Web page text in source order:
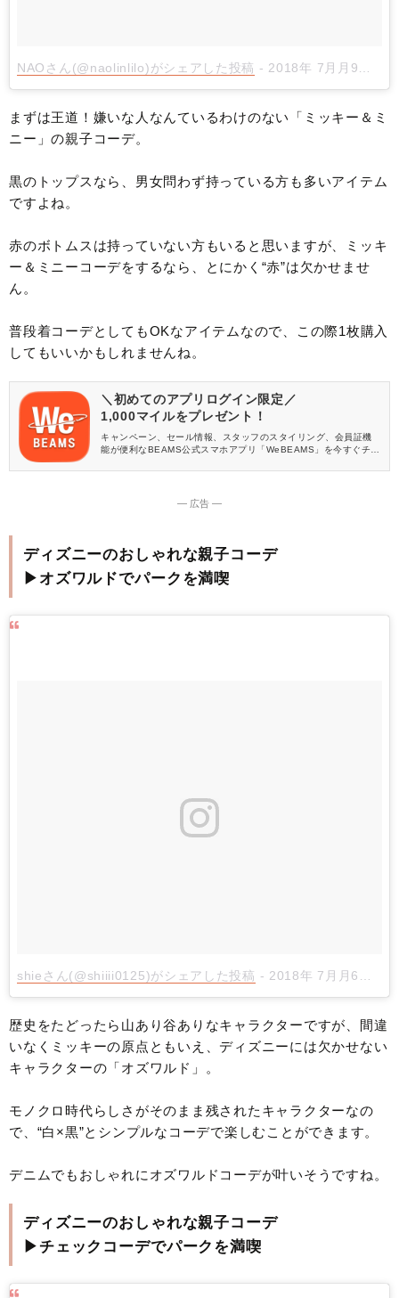
NAOさん(@naolinlilo)がシェアした投稿 - 2018年 7月月9日午後6時23分PDT
まずは王道！嫌いな人なんているわけのない「ミッキー＆ミ
ニー」の親子コーデ。
黒のトップスなら、男女問わず持っている方も多いアイテム
ですよね。
赤のボトムスは持っていない方もいると思いますが、ミッキ
ー＆ミニーコーデをするなら、とにかく“赤”は欠かせませ
ん。
普段着コーデとしてもOKなアイテムなので、この際1枚購入
してもいいかもしれませんね。
＼初めてのアプリログイン限定／
1,000マイルをプレゼント！
キャンペーン、セール情報、スタッフのスタイリング、会員証機
能が便利なBEAMS公式スマホアプリ「WeBEAMS」を今すぐチェ
― 広告 ―
ディズニーのおしゃれな親子コーデ
▶オズワルドでパークを満喫
shieさん(@shiiii0125)がシェアした投稿 - 2018年 7月月6日午前2時40分PDT
歴史をたどったら山あり谷ありなキャラクターですが、間違
いなくミッキーの原点ともいえ、ディズニーには欠かせない
キャラクターの「オズワルド」。
モノクロ時代らしさがそのまま残されたキャラクターなの
で、“白×黒”とシンプルなコーデで楽しむことができます。
デニムでもおしゃれにオズワルドコーデが叶いそうですね。
ディズニーのおしゃれな親子コーデ
▶チェックコーデでパークを満喫